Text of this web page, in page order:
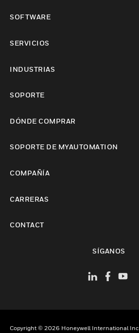
SOFTWARE
SERVICIOS
INDUSTRIAS
SOPORTE
DÓNDE COMPRAR
SOPORTE DE MYAUTOMATION
COMPAÑÍA
CARRERAS
CONTACT
SÍGANOS
Copyright © 2026 Honeywell International Inc